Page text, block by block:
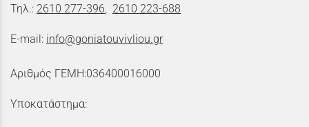
Τηλ.: 2610 277-396 2610 223-688
E-mail: info@goniatouvivliou.gr
Αριθμός ΓΕΜΗ:036400016000
Υποκατάστημα: